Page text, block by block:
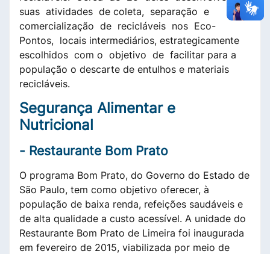
suas atividades de coleta, separação e
comercialização de recicláveis nos Eco-
Pontos, locais intermediários, estrategicamente
escolhidos com o objetivo de facilitar para a
população o descarte de entulhos e materiais
recicláveis.
Segurança Alimentar e
Nutricional
- Restaurante Bom Prato
O programa Bom Prato, do Governo do Estado de
São Paulo, tem como objetivo oferecer, à
população de baixa renda, refeições saudáveis e
de alta qualidade a custo acessível. A unidade do
Restaurante Bom Prato de Limeira foi inaugurada
em fevereiro de 2015, viabilizada por meio de